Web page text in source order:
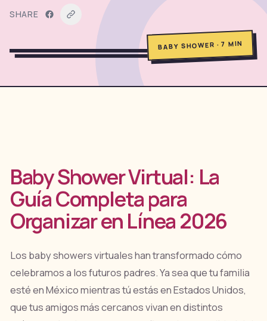
Comenzar
🇺🇸EN 🇫🇷FR 🇪🇸ES
SHARE
BABY SHOWER ·7 MIN
Baby Shower Virtual: La
Guía Completa para
Organizar en Línea 2026
Los baby showers virtuales han transformado cómo
celebramos a los futuros padres. Ya sea que tu familia
esté en México mientras tú estás en Estados Unidos,
que tus amigos más cercanos vivan en distintos